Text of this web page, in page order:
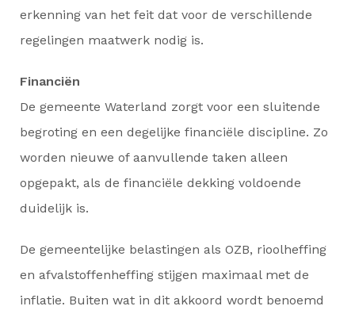
erkenning van het feit dat voor de verschillende
regelingen maatwerk nodig is.
Financiën
De gemeente Waterland zorgt voor een sluitende
begroting en een degelijke financiële discipline. Zo
worden nieuwe of aanvullende taken alleen
opgepakt, als de financiële dekking voldoende
duidelijk is.
De gemeentelijke belastingen als OZB, rioolheffing
en afvalstoffenheffing stijgen maximaal met de
inflatie. Buiten wat in dit akkoord wordt benoemd